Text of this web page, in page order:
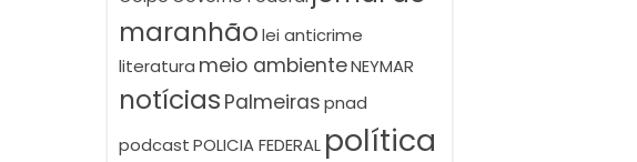
maranhãolei anticrime
literatura meio ambienteNEYMAR
notícias Palmeiraspnad
podcastPOLICIA FEDERAL política